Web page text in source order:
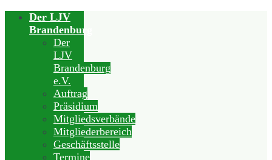
Der LJV
Brandenburg
Der
LJV
Brandenburg
e.V.
Auftrag
Präsidium
Mitgliedsverbände
Mitgliederbereich
Geschäftsstelle
Termine